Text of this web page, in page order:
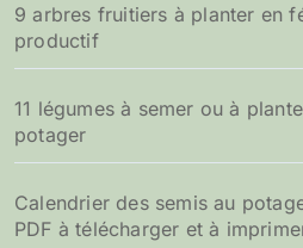
9 arbres fruitiers à planter en
productif
11 légumes à semer ou à
potager
Calendrier des semis au
PDF à télécharger et à